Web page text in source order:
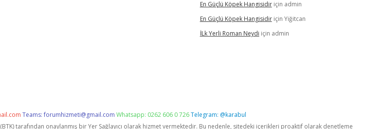
En Güçlü Köpek Hangisidiriçin admin
En Güçlü Köpek Hangisidiriçin Yiğitcan
İLk Yerli Roman Neydi için admin
Teams:forumhizmeti@gmail.com Whatsapp: 0262 606 0 726Telegram: @karabul
tarafından onaylanmış bir Yer Sağlayıcı olarak hizmet vermektedir. Bu nedenle, sitedeki içerikleri proaktif olarak denetleme